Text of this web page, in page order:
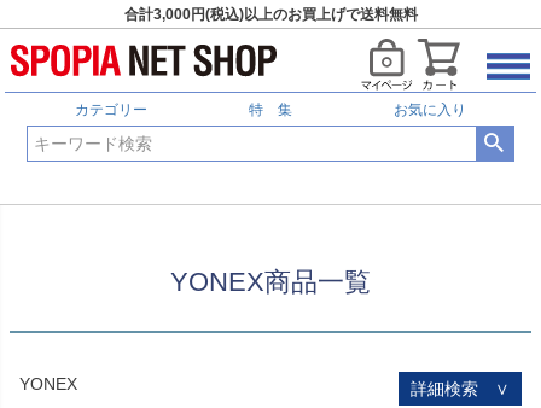
合計3,000円(税込)以上のお買上げで送料無料
カテゴリー 特 集 お気に入り
HOME YONEX商品一覧
YONEX商品一覧
YONEX 詳細検索 ∨
予約商品
予約商品のみを表示
並び順
新着順
登録順
キーワードヒット順
検索